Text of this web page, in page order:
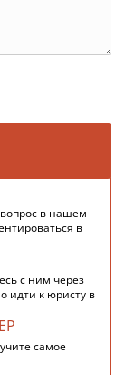
в нашем
в
с ним через
идти к юристу в
самое